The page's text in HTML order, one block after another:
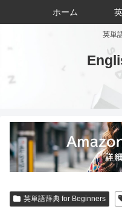
英単
ホーム
英単語辞典 for Beginners